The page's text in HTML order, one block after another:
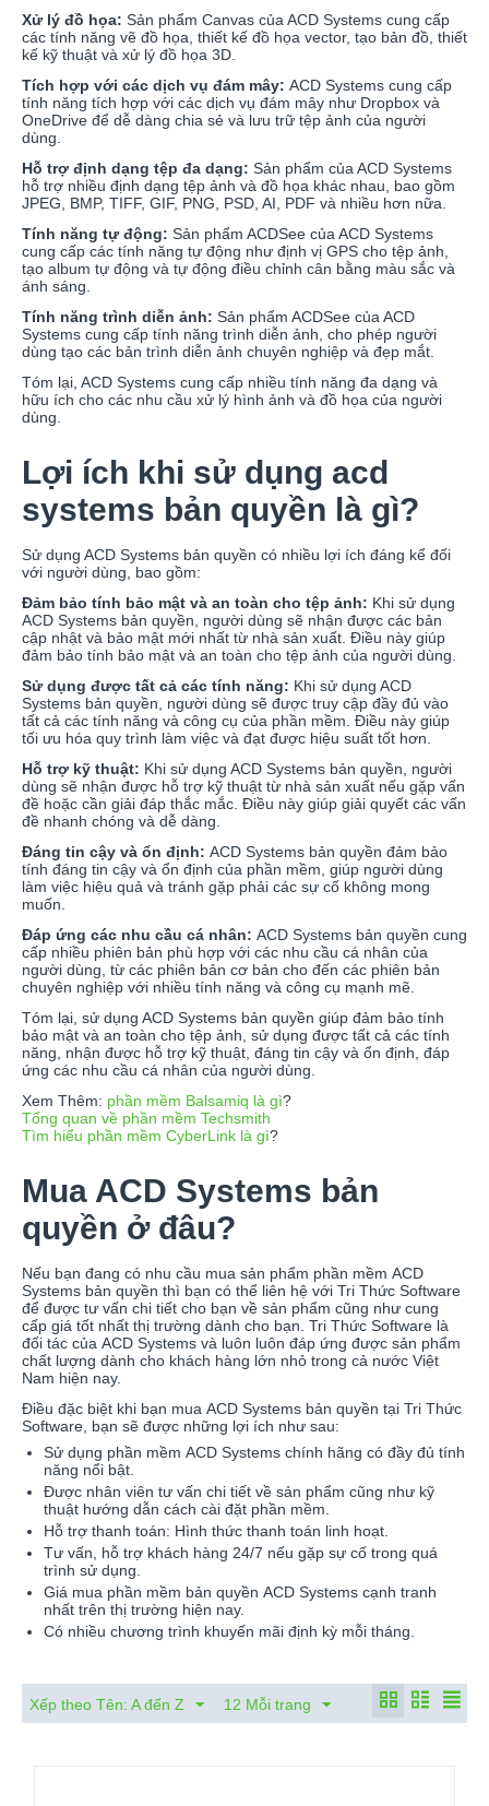
Xử lý đồ họa: Sản phẩm Canvas của ACD Systems cung cấp
các tính năng vẽ đồ họa, thiết kế đồ họa vector, tạo bản đồ, thiết
kế kỹ thuật và xử lý đồ họa 3D.
Tích hợp với các dịch vụ đám mây: ACD Systems cung cấp
tính năng tích hợp với các dịch vụ đám mây như Dropbox và
OneDrive để dễ dàng chia sẻ và lưu trữ tệp ảnh của người
dùng.
Hỗ trợ định dạng tệp đa dạng: Sản phẩm của ACD Systems
hỗ trợ nhiều định dạng tệp ảnh và đồ họa khác nhau, bao gồm
JPEG, BMP, TIFF, GIF, PNG, PSD, AI, PDF và nhiều hơn nữa.
Tính năng tự động: Sản phẩm ACDSee của ACD Systems
cung cấp các tính năng tự động như định vị GPS cho tệp ảnh,
tạo album tự động và tự động điều chỉnh cân bằng màu sắc và
ánh sáng.
Tính năng trình diễn ảnh: Sản phẩm ACDSee của ACD
Systems cung cấp tính năng trình diễn ảnh, cho phép người
dùng tạo các bản trình diễn ảnh chuyên nghiệp và đẹp mắt.
Tóm lại, ACD Systems cung cấp nhiều tính năng đa dạng và
hữu ích cho các nhu cầu xử lý hình ảnh và đồ họa của người
dùng.
Lợi ích khi sử dụng acd
systems bản quyền là gì?
Sử dụng ACD Systems bản quyền có nhiều lợi ích đáng kể đối
với người dùng, bao gồm:
Đảm bảo tính bảo mật và an toàn cho tệp ảnh: Khi sử dụng
ACD Systems bản quyền, người dùng sẽ nhận được các bản
cập nhật và bảo mật mới nhất từ nhà sản xuất. Điều này giúp
đảm bảo tính bảo mật và an toàn cho tệp ảnh của người dùng.
Sử dụng được tất cả các tính năng: Khi sử dụng ACD
Systems bản quyền, người dùng sẽ được truy cập đầy đủ vào
tất cả các tính năng và công cụ của phần mềm. Điều này giúp
tối ưu hóa quy trình làm việc và đạt được hiệu suất tốt hơn.
Hỗ trợ kỹ thuật: Khi sử dụng ACD Systems bản quyền, người
dùng sẽ nhận được hỗ trợ kỹ thuật từ nhà sản xuất nếu gặp vấn
đề hoặc cần giải đáp thắc mắc. Điều này giúp giải quyết các vấn
đề nhanh chóng và dễ dàng.
Đáng tin cậy và ổn định: ACD Systems bản quyền đảm bảo
tính đáng tin cậy và ổn định của phần mềm, giúp người dùng
làm việc hiệu quả và tránh gặp phải các sự cố không mong
muốn.
Đáp ứng các nhu cầu cá nhân: ACD Systems bản quyền cung
cấp nhiều phiên bản phù hợp với các nhu cầu cá nhân của
người dùng, từ các phiên bản cơ bản cho đến các phiên bản
chuyên nghiệp với nhiều tính năng và công cụ mạnh mẽ.
Tóm lại, sử dụng ACD Systems bản quyền giúp đảm bảo tính
bảo mật và an toàn cho tệp ảnh, sử dụng được tất cả các tính
năng, nhận được hỗ trợ kỹ thuật, đáng tin cậy và ổn định, đáp
ứng các nhu cầu cá nhân của người dùng.
Xem Thêm: phần mềm Balsamiq là gì?
Tổng quan về phần mềm Techsmith
Tìm hiểu phần mềm CyberLink là gì?
Mua ACD Systems bản
quyền ở đâu?
Nếu bạn đang có nhu cầu mua sản phẩm phần mềm ACD
Systems bản quyền thì bạn có thể liên hệ với Tri Thức Software
để được tư vấn chi tiết cho bạn về sản phẩm cũng như cung
cấp giá tốt nhất thị trường dành cho bạn. Tri Thức Software là
đối tác của ACD Systems và luôn luôn đáp ứng được sản phẩm
chất lượng dành cho khách hàng lớn nhỏ trong cả nước Việt
Nam hiện nay.
Điều đặc biệt khi bạn mua ACD Systems bản quyền tại Tri Thức
Software, bạn sẽ được những lợi ích như sau:
Sử dụng phần mềm ACD Systems chính hãng có đầy đủ tính
năng nổi bật.
Được nhân viên tư vấn chi tiết về sản phẩm cũng như kỹ
thuật hướng dẫn cách cài đặt phần mềm.
Hỗ trợ thanh toán: Hình thức thanh toán linh hoạt.
Tư vấn, hỗ trợ khách hàng 24/7 nếu gặp sự cố trong quá
trình sử dụng.
Giá mua phần mềm bản quyền ACD Systems cạnh tranh
nhất trên thị trường hiện nay.
Có nhiều chương trình khuyến mãi định kỳ mỗi tháng.
Xếp theo Tên: A đến Z 12 Mỗi trang